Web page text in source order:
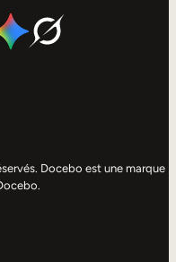
Docebo est une marque